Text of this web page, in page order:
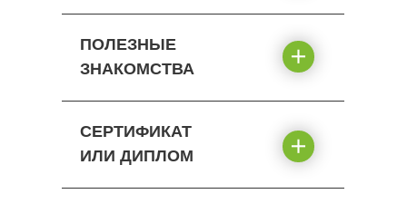
ПОЛЕЗНЫЕ
ЗНАКОМСТВА
СЕРТИФИКАТ
ИЛИ ДИПЛОМ